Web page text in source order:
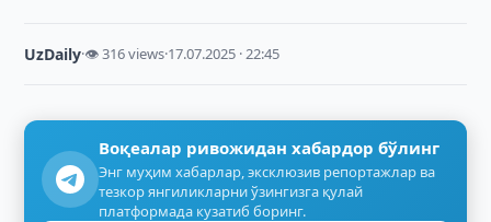
UzDaily·👁 316 views·17.07.2025 · 22:45
Воқеалар ривожидан хабардор бўлинг
Энг муҳим хабарлар, эксклюзив репортажлар ва
тезкор янгиликларни ўзингизга қулай
платформада кузатиб боринг.